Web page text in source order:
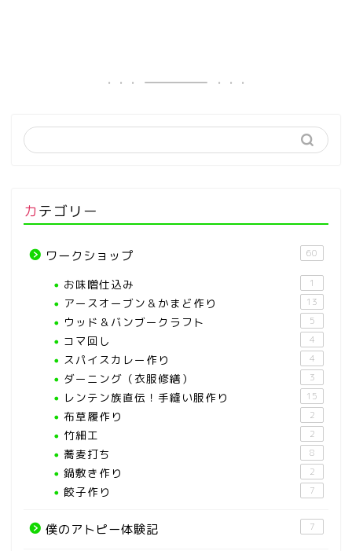
カテゴリー
ワークショップ 60
お味噌仕込み 1
アースオーブン＆かまど作り 13
ウッド＆バンブークラフト 5
コマ回し 4
スパイスカレー作り 4
ダーニング（衣服修繕） 3
レンテン族直伝！手縫い服作り 15
布草履作り 2
竹細工 2
蕎麦打ち 8
鍋敷き作り 2
餃子作り 7
僕のアトピー体験記 7